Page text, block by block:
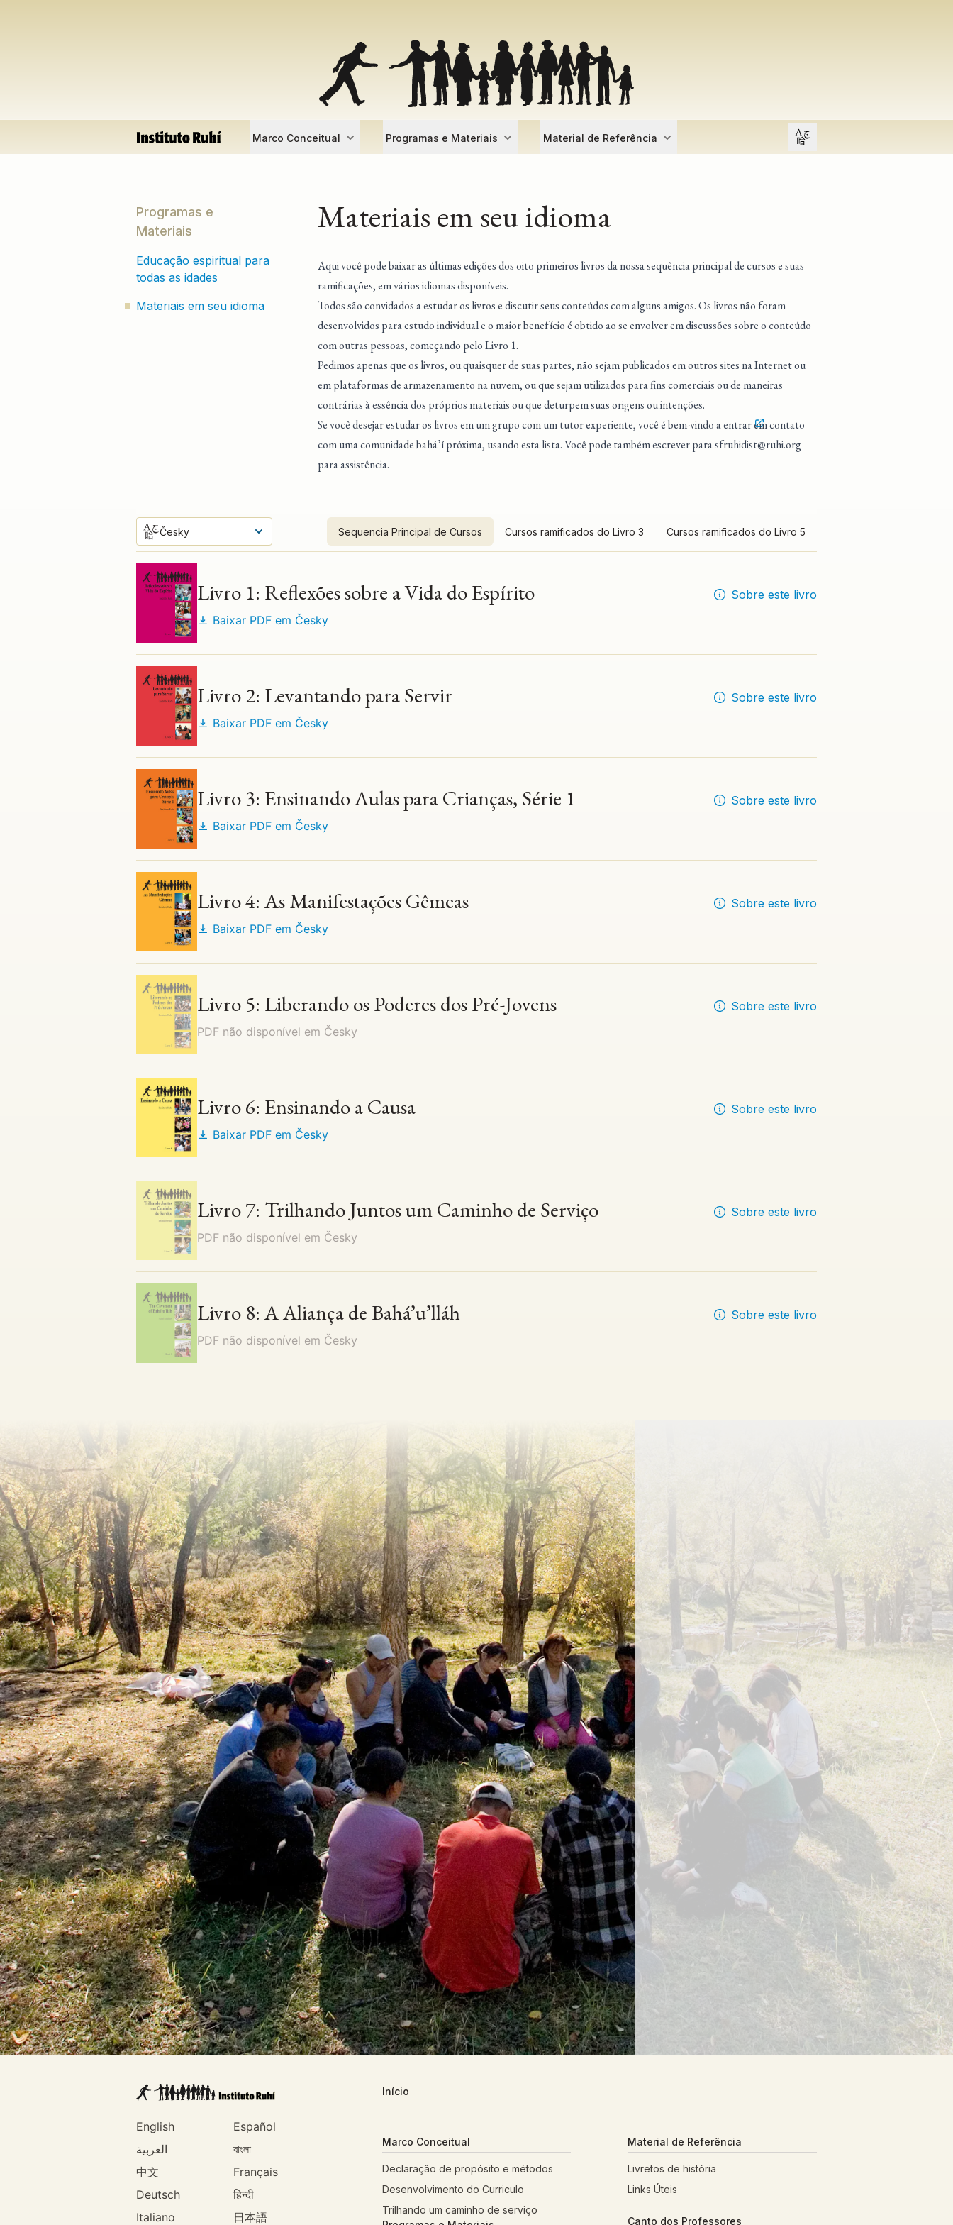
Marco Conceitual Programas e Materiais Material de Referência Open user menu
Programas e
Materiais
Educação espiritual para
todas as idades
Materiais em seu idioma
Materiais em seu idioma
Aqui você pode baixar as últimas edições dos oito primeiros livros da nossa sequência principal de cursos e suas
ramificações, em vários idiomas disponíveis.
Todos são convidados a estudar os livros e discutir seus conteúdos com alguns amigos. Os livros não foram
desenvolvidos para estudo individual e o maior benefício é obtido ao se envolver em discussões sobre o conteúdo
com outras pessoas, começando pelo Livro 1.
Pedimos apenas que os livros, ou quaisquer de suas partes, não sejam publicados em outros sites na Internet ou
em plataformas de armazenamento na nuvem, ou que sejam utilizados para fins comerciais ou de maneiras
contrárias à essência dos próprios materiais ou que deturpem suas origens ou intenções.
Se você desejar estudar os livros em um grupo com um tutor experiente, você é bem-vindo a entrarem contato
com uma comunidade bahá’í próxima, usando esta lista. Você pode também escrever parasfruhidist@ruhi.org
para assistência.
Česky Sequencia Principal de Cursos Cursos ramificados do Livro 3 Cursos ramificados do Livro 5
Livro 1: Reflexões sobre a Vida do Espírito
Sobre este livro
Baixar PDF em Česky
Livro 2: Levantando para Servir
Sobre este livro
Baixar PDF em Česky
Livro 3: Ensinando Aulas para Crianças, Série 1
Sobre este livro
Baixar PDF em Česky
Livro 4: As Manifestações Gêmeas
Sobre este livro
Baixar PDF em Česky
Livro 5: Liberando os Poderes dos Pré-Jovens
Sobre este livro
PDF não disponível em Česky
Livro 6: Ensinando a Causa
Sobre este livro
Baixar PDF em Česky
Livro 7: Trilhando Juntos um Caminho de Serviço
Sobre este livro
PDF não disponível em Česky
Livro 8: A Aliança de Bahá’u’lláh
Sobre este livro
PDF não disponível em Česky
English
Español
العربية
বাংলা
中文
Français
Deutsch
हिन्दी
Italiano
日本語
Início
Marco Conceitual
Declaração de propósito e métodos
Desenvolvimento do Curriculo
Trilhando um caminho de serviço
Material de Referência
Livretos de história
Links Úteis
Canto dos Professores